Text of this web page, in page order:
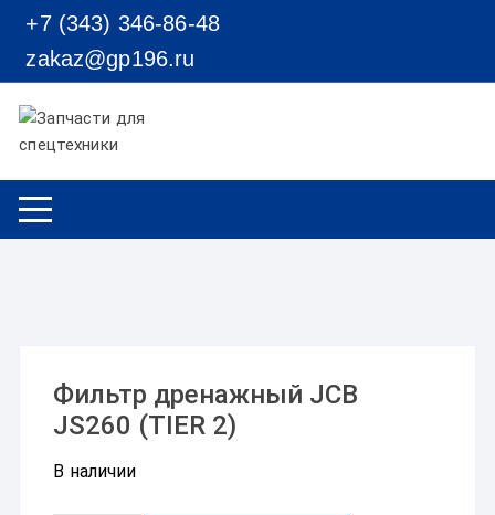
Перейти к содержимому
+7 (343) 346-86-48
zakaz@gp196.ru
Фильтр дренажный JCB
JS260 (TIER 2)
В наличии